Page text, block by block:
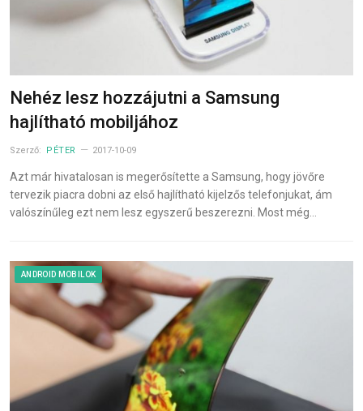
Nehéz lesz hozzájutni a Samsung
hajlítható mobiljához
Szerző: PÉTER 2017-10-09
Azt már hivatalosan is megerősítette a Samsung, hogy jövőre
tervezik piacra dobni az első hajlítható kijelzős telefonjukat, ám
valószínűleg ezt nem lesz egyszerű beszerezni. Most még…
ANDROID MOBILOK